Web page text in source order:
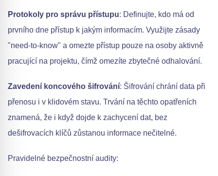
Protokoly pro správu přístupu: Definujte, kdo má od
prvního dne přístup k jakým informacím. Využijte zásady
"need-to-know" a omezte přístup pouze na osoby aktivně
pracující na projektu, čímž omezíte zbytečné odhalování.
Zavedení koncového šifrování: Šifrování chrání data při
přenosu i v klidovém stavu. Trvání na těchto opatřeních
znamená, že i když dojde k zachycení dat, bez
dešifrovacích klíčů zůstanou informace nečitelné.
Pravidelné bezpečnostní audity: